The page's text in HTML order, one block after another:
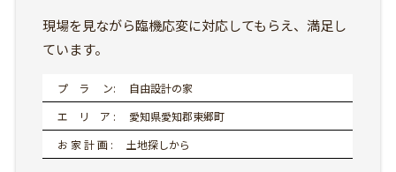
現場を見ながら臨機応変に対応してもらえ、満足し
ています。
プ ラ ン: 自由設計の家
エ リ ア : 愛知県愛知郡東郷町
お 家 計 画 : 土地探しから